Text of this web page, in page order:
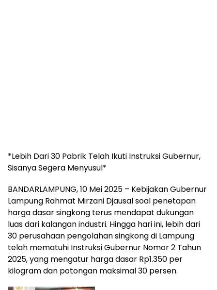
*Lebih Dari 30 Pabrik Telah Ikuti Instruksi Gubernur,
Sisanya Segera Menyusul*
BANDARLAMPUNG, 10 Mei 2025 – Kebijakan Gubernur
Lampung Rahmat Mirzani Djausal soal penetapan
harga dasar singkong terus mendapat dukungan
luas dari kalangan industri. Hingga hari ini, lebih dari
30 perusahaan pengolahan singkong di Lampung
telah mematuhi Instruksi Gubernur Nomor 2 Tahun
2025, yang mengatur harga dasar Rp1.350 per
kilogram dan potongan maksimal 30 persen.